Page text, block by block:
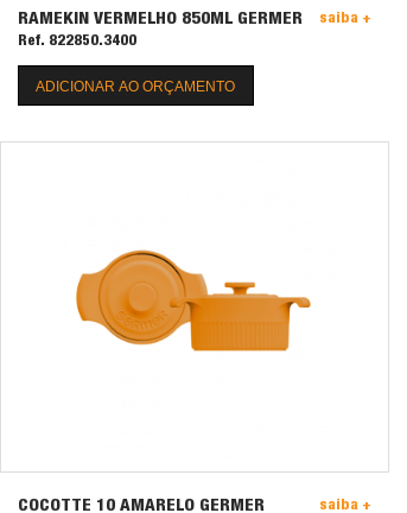
RAMEKIN VERMELHO 850ML GERMER
saiba +
Ref. 822850.3400
ADICIONAR AO ORÇAMENTO
COCOTTE 10 AMARELO GERMER
saiba +